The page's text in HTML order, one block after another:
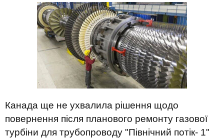
Канада ще не ухвалила рішення щодо
повернення після планового ремонту газової
турбіни для трубопроводу "Північний потік- 1"